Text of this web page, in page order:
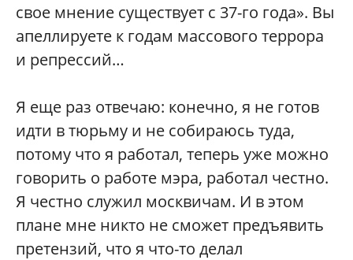
свое мнение существует с 37-го года». Вы
апеллируете к годам массового террора
и репрессий…
Я еще раз отвечаю: конечно, я не готов
идти в тюрьму и не собираюсь туда,
потому что я работал, теперь уже можно
говорить о работе мэра, работал честно.
Я честно служил москвичам. И в этом
плане мне никто не сможет предъявить
претензий, что я что-то делал